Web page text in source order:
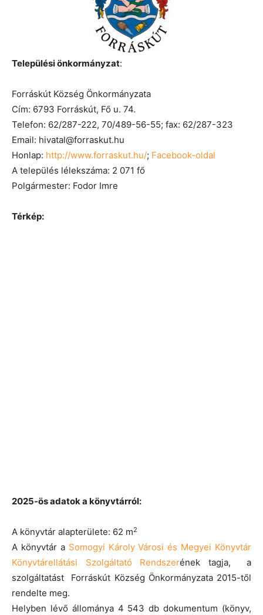
Települési önkormányzat:
Forráskút Község Önkormányzata
Cím: 6793 Forráskút, Fő u. 74.
Telefon: 62/287-222, 70/489-56-55; fax: 62/287-323
Email: hivatal@forraskut.hu
Honlap: http://www.forraskut.hu/; Facebook-oldal
A település lélekszáma: 2 071 fő
Polgármester: Fodor Imre
Térkép:
2025-ös adatok a könyvtárról:
A könyvtár alapterülete: 62 m2
A könyvtár a Somogyi Károly Városi és Megyei Könyvtár
Könyvtárellátási Szolgáltató Rendszerének tagja, a
szolgáltatást Forráskút Község Önkormányzata 2015-től
rendelte meg.
Helyben lévő állománya 4 543 db dokumentum (könyv,